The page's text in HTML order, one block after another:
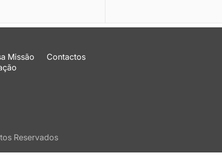
Missão
Contactos
Reservados